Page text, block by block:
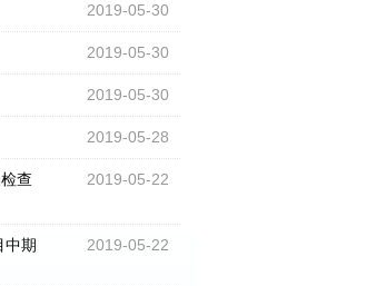
2019-05-30
2019-05-30
2019-05-30
2019-05-28
查
2019-05-22
中期
2019-05-22